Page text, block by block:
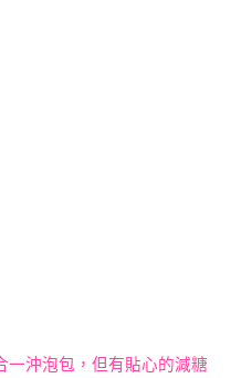
一沖泡包，但有貼心的減糖